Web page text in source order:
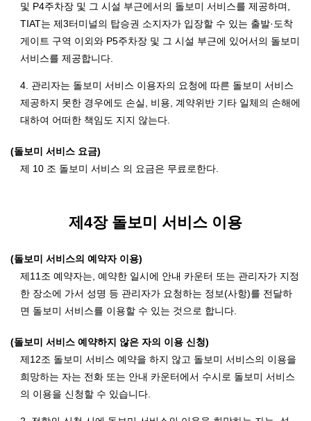
및 P4주차장 및 그 시설 부근에서의 돌보미 서비스를 제공하며,
TIAT는 제3터미널의 탑승권 소지자가 입장할 수 있는 출발·도착
게이트 구역 이외와 P5주차장 및 그 시설 부근에 있어서의 돌보미
서비스를 제공합니다.
4. 관리자는 돌보미 서비스 이용자의 요청에 따른 돌보미 서비스
제공하지 못한 경우에도 손실, 비용, 계약위반 기타 일체의 손해에
대하여 어떠한 책임도 지지 않는다.
(돌보미 서비스 요금)
제 10 조 돌보미 서비스 의 요금은 무료로한다.
제4장 돌보미 서비스 이용
(돌보미 서비스의 예약자 이용)
제11조 예약자는, 예약한 일시에 안내 카운터 또는 관리자가 지정
한 장소에 가서 성명 등 관리자가 요청하는 정보(사항)를 전달하
면 돌보미 서비스를 이용할 수 있는 것으로 합니다.
(돌보미 서비스 예약하지 않은 자의 이용 신청)
제12조 돌보미 서비스 예약을 하지 않고 돌보미 서비스의 이용을
희망하는 자는 전화 또는 안내 카운터에서 수시로 돌보미 서비스
의 이용을 신청할 수 있습니다.